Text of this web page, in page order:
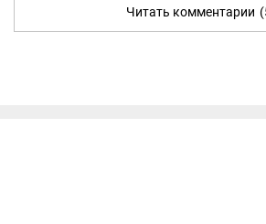
Читать комментарии